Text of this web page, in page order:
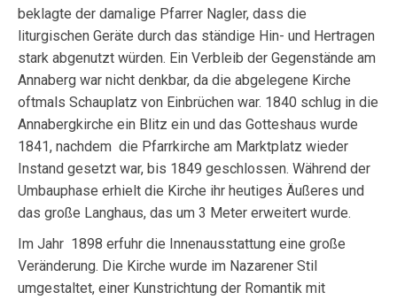
beklagte der damalige Pfarrer Nagler, dass die
liturgischen Geräte durch das ständige Hin- und Hertragen
stark abgenutzt würden. Ein Verbleib der Gegenstände am
Annaberg war nicht denkbar, da die abgelegene Kirche
oftmals Schauplatz von Einbrüchen war. 1840 schlug in die
Annabergkirche ein Blitz ein und das Gotteshaus wurde
1841, nachdem die Pfarrkirche am Marktplatz wieder
Instand gesetzt war, bis 1849 geschlossen. Während der
Umbauphase erhielt die Kirche ihr heutiges Äußeres und
das große Langhaus, das um 3 Meter erweitert wurde.
Im Jahr 1898 erfuhr die Innenausstattung eine große
Veränderung. Die Kirche wurde im Nazarener Stil
umgestaltet, einer Kunstrichtung der Romantik mit